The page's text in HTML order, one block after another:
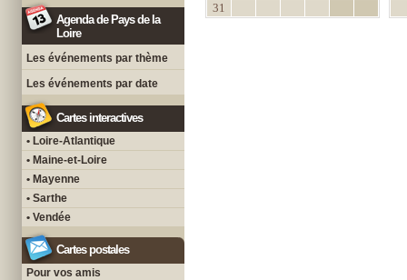
Agenda de Pays de la
Loire
Les événements par thème
Les événements par date
Cartes interactives
• Loire-Atlantique
• Maine-et-Loire
• Mayenne
• Sarthe
• Vendée
Cartes postales
Pour vos amis
31